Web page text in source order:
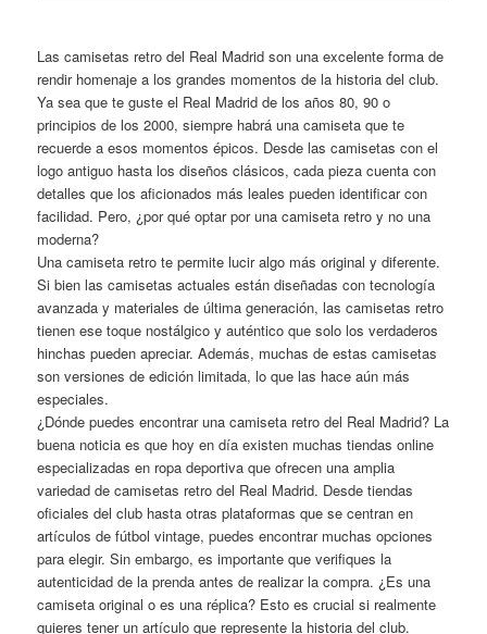
Las camisetas retro del Real Madrid son una excelente forma de
rendir homenaje a los grandes momentos de la historia del club.
Ya sea que te guste el Real Madrid de los años 80, 90 o
principios de los 2000, siempre habrá una camiseta que te
recuerde a esos momentos épicos. Desde las camisetas con el
logo antiguo hasta los diseños clásicos, cada pieza cuenta con
detalles que los aficionados más leales pueden identificar con
facilidad. Pero, ¿por qué optar por una camiseta retro y no una
moderna?
Una camiseta retro te permite lucir algo más original y diferente.
Si bien las camisetas actuales están diseñadas con tecnología
avanzada y materiales de última generación, las camisetas retro
tienen ese toque nostálgico y auténtico que solo los verdaderos
hinchas pueden apreciar. Además, muchas de estas camisetas
son versiones de edición limitada, lo que las hace aún más
especiales.
¿Dónde puedes encontrar una camiseta retro del Real Madrid? La
buena noticia es que hoy en día existen muchas tiendas online
especializadas en ropa deportiva que ofrecen una amplia
variedad de camisetas retro del Real Madrid. Desde tiendas
oficiales del club hasta otras plataformas que se centran en
artículos de fútbol vintage, puedes encontrar muchas opciones
para elegir. Sin embargo, es importante que verifiques la
autenticidad de la prenda antes de realizar la compra. ¿Es una
camiseta original o es una réplica? Esto es crucial si realmente
quieres tener un artículo que represente la historia del club.